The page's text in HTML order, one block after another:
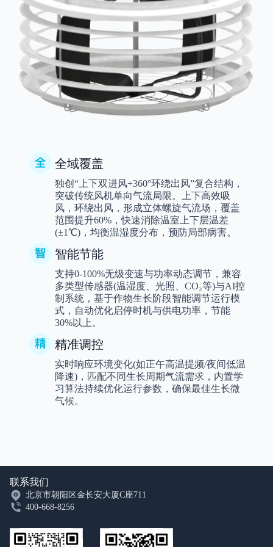
全域覆盖
独创“上下双进风+360°环绕出风”复合结构，
突破传统风机单向气流局限。上下高效吸
风，环绕出风，形成立体螺旋气流场，覆盖
范围提升60%，快速消除温室上下层温差
(±1℃)，均衡温湿度分布，预防局部病害。
智能节能
支持0-100%无级变速与功率动态调节，兼容
多类型传感器(温湿度、光照、CO₂等)与AI控
制系统，基于作物生长阶段智能调节运行模
式，自动优化启停时机与供电功率，节能
30%以上。
精准调控
实时响应环境变化(如正午高温提频/夜间低温
降速)，匹配不同生长周期气流需求，内置学
习算法持续优化运行参数，确保最佳生长微
气候。
联系我们
北京市朝阳区金长安大厦C座711
400-668-8256